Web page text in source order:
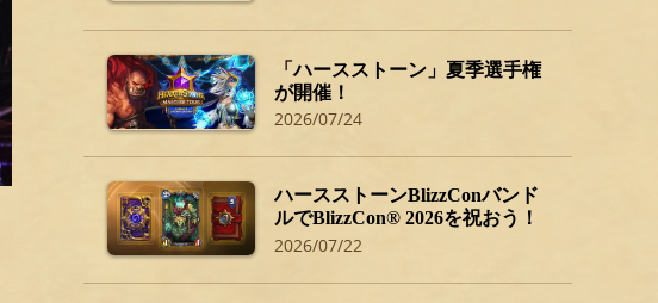
「ハースストーン」夏季選手権
が開催！
2026/07/24
ハースストーンBlizzConバンド
ルでBlizzCon® 2026を祝おう！
2026/07/22